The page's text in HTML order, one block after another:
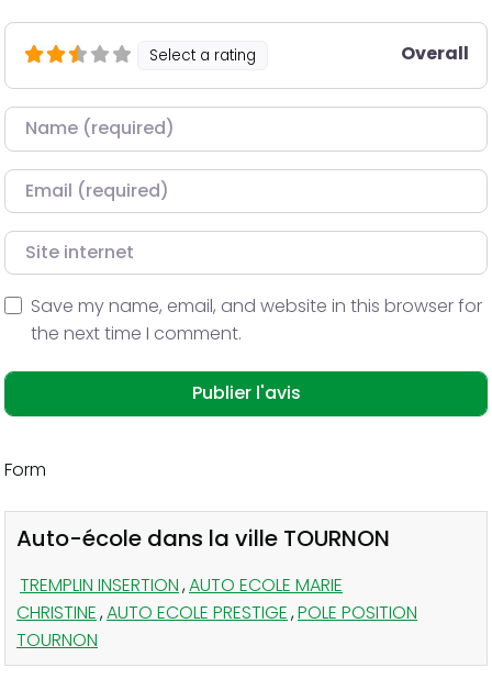
Select a rating Overall
Nom
Courriel
Site internet
Save my name, email, and website in this browser for
the next time I comment.
Form
Auto-école dans la ville TOURNON
TREMPLIN INSERTION,AUTO ECOLE MARIE
CHRISTINE,AUTO ECOLE PRESTIGE,POLE POSITION
TOURNON